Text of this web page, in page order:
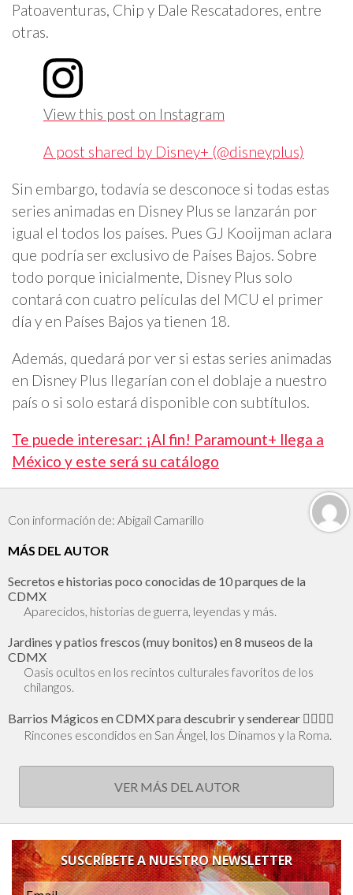
Patoaventuras, Chip y Dale Rescatadores, entre
otras.
View this post on Instagram
A post shared by Disney+ (@disneyplus)
Sin embargo, todavía se desconoce si todas estas
series animadas en Disney Plus se lanzarán por
igual el todos los países. Pues GJ Kooijman aclara
que podría ser exclusivo de Países Bajos. Sobre
todo porque inicialmente, Disney Plus solo
contará con cuatro películas del MCU el primer
día y en Países Bajos ya tienen 18.
Además, quedará por ver si estas series animadas
en Disney Plus llegarían con el doblaje a nuestro
país o si solo estará disponible con subtítulos.
Te puede interesar: ¡Al fin! Paramount+ llega a
México y este será su catálogo
Con información de: Abigail Camarillo
MÁS DEL AUTOR
Secretos e historias poco conocidas de 10 parques de la
CDMX
Aparecidos, historias de guerra, leyendas y más.
Jardines y patios frescos (muy bonitos) en 8 museos de la
CDMX
Oasis ocultos en los recintos culturales favoritos de los
chilangos.
Barrios Mágicos en CDMX para descubrir y senderear 🕵🏻‍♂️✨
Rincones escondidos en San Ángel, los Dinamos y la Roma.
VER MÁS DEL AUTOR
SUSCRÍBETE A NUESTRO NEWSLETTER